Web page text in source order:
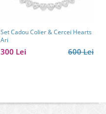
Set Cadou Colier & Cercei Hearts
Ari
600 Lei
300 Lei